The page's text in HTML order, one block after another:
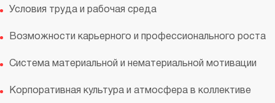
Условия труда и рабочая среда
Возможности карьерного и профессионального роста
Система материальной и нематериальной мотивации
Корпоративная культура и атмосфера в коллективе